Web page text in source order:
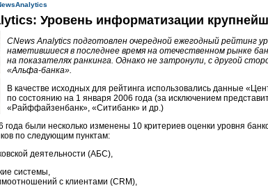
Уровень информатизации
CNews Analytics подготовлен очередной ежегодный рейтинг
наметившиеся в последнее время на отечественном рынке
на показателях ранкинга. Однако не затронули, с другой
«Альфа-банка».
В качестве исходных для рейтинга использовались данные
по состоянию на 1 января 2006 года (за исключением
«Райффайзенбанк», «Ситибанк» и др.)
года были несколько изменены 10 критериев оценки уровня
по следующим пунктам:
деятельности (АБС),
системы,
с клиентами (CRM),